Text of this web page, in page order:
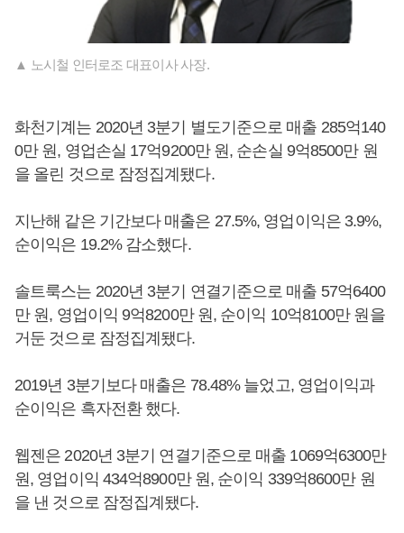
▲ 노시철 인터로조 대표이사 사장.
화천기계는 2020년 3분기 별도기준으로 매출 285억140
0만 원, 영업손실 17억9200만 원, 순손실 9억8500만 원
을 올린 것으로 잠정집계됐다.
지난해 같은 기간보다 매출은 27.5%, 영업이익은 3.9%,
순이익은 19.2% 감소했다.
솔트룩스는 2020년 3분기 연결기준으로 매출 57억6400
만 원, 영업이익 9억8200만 원, 순이익 10억8100만 원을
거둔 것으로 잠정집계됐다.
2019년 3분기보다 매출은 78.48% 늘었고, 영업이익과
순이익은 흑자전환 했다.
웹젠은 2020년 3분기 연결기준으로 매출 1069억6300만
원, 영업이익 434억8900만 원, 순이익 339억8600만 원
을 낸 것으로 잠정집계됐다.